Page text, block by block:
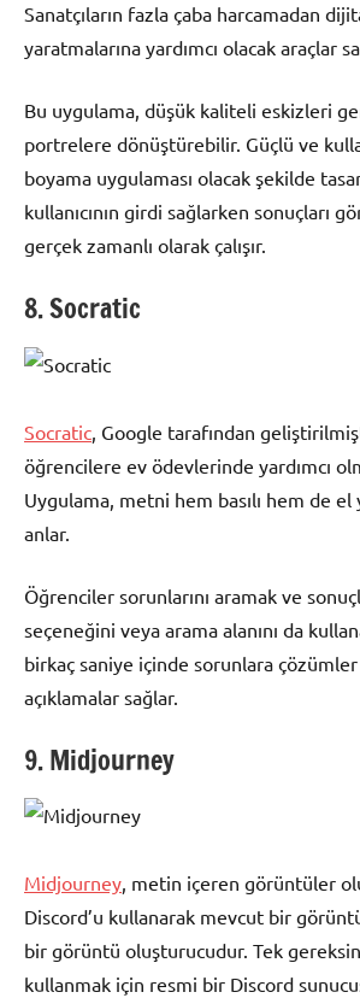
Sanatçıların fazla çaba harcamadan
yaratmalarına yardımcı olacak araçlar
Bu uygulama, düşük kaliteli eskizleri
portrelere dönüştürebilir. Güçlü ve
boyama uygulaması olacak şekilde
kullanıcının girdi sağlarken sonuçları
gerçek zamanlı olarak çalışır.
8. Socratic
Socratic , Google tarafından
öğrencilere ev ödevlerinde yardımcı
Uygulama, metni hem basılı hem de el
anlar.
Öğrenciler sorunlarını aramak ve
seçeneğini veya arama alanını da
birkaç saniye içinde sorunlara
açıklamalar sağlar.
9. Midjourney
Midjourney, metin içeren görüntüler
Discord’u kullanarak mevcut bir
bir görüntü oluşturucudur. Tek
kullanmak için resmi bir Discord